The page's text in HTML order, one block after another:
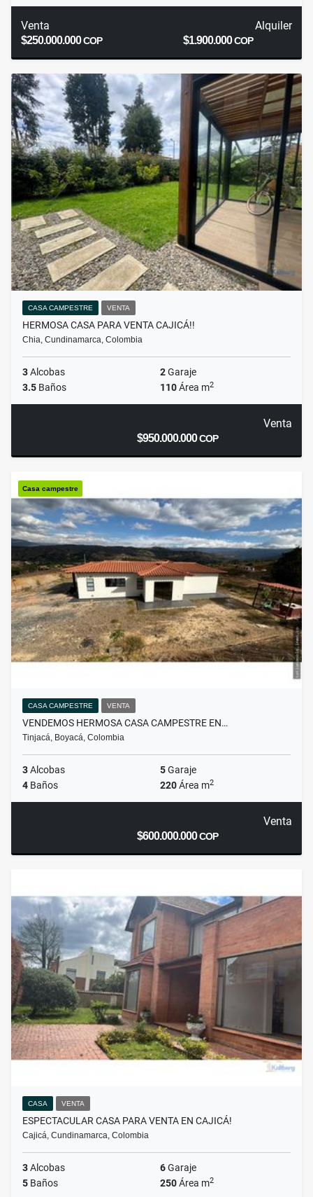
Venta
$250.000.000COP
Alquiler
$1.900.000COP
CASA CAMPESTRE VENTA
HERMOSA CASA PARA VENTA CAJICÁ!!
Chia, Cundinamarca, Colombia
3Alcobas 2Garaje
3.5 Baños 110Área m2
Venta
$950.000.000COP
Casa campestre
CASA CAMPESTRE VENTA
VENDEMOS HERMOSA CASA CAMPESTRE EN…
Tinjacá, Boyacá, Colombia
3Alcobas 5Garaje
4 Baños 220Área m2
Venta
$600.000.000COP
CASA VENTA
ESPECTACULAR CASA PARA VENTA EN CAJICÁ!
Cajicá, Cundinamarca, Colombia
3Alcobas 6Garaje
5 Baños 250Área m2